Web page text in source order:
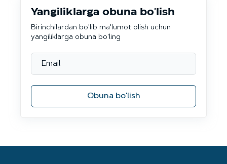
Yangiliklarga obuna bo'lish
Birinchilardan bo'lib ma'lumot olish uchun
yangiliklarga obuna bo'ling
Obuna bo'lish